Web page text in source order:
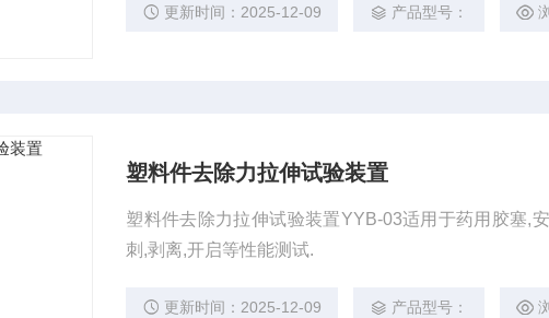
更新时间：2025-12-09 产品型号：
塑料件去除力拉伸试验装置
塑料件去除力拉伸试验装置YYB-03适用于药用胶塞,
刺,剥离,开启等性能测试.
更新时间：2025-12-09 产品型号：